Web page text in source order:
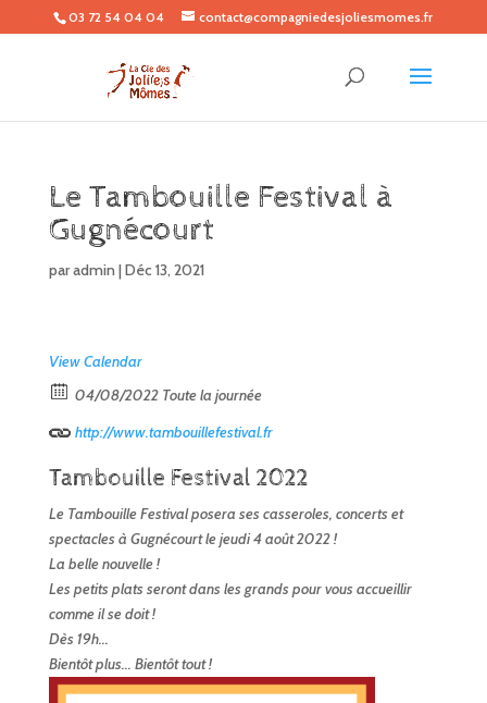
03 72 54 04 04 contact@compagniedesjoliesmomes.fr
Le Tambouille Festival à
Gugnécourt
paradmin |Déc 13, 2021
View Calendar
04/08/2022 Toute la journée
http://www.tambouillefestival.fr
Tambouille Festival 2022
Le Tambouille Festival posera ses casseroles, concerts et
spectacles à Gugnécourt le jeudi 4 août 2022 !
La belle nouvelle !
Les petits plats seront dans les grands pour vous accueillir
comme il se doit !
Dès 19h...
Bientôt plus... Bientôt tout !